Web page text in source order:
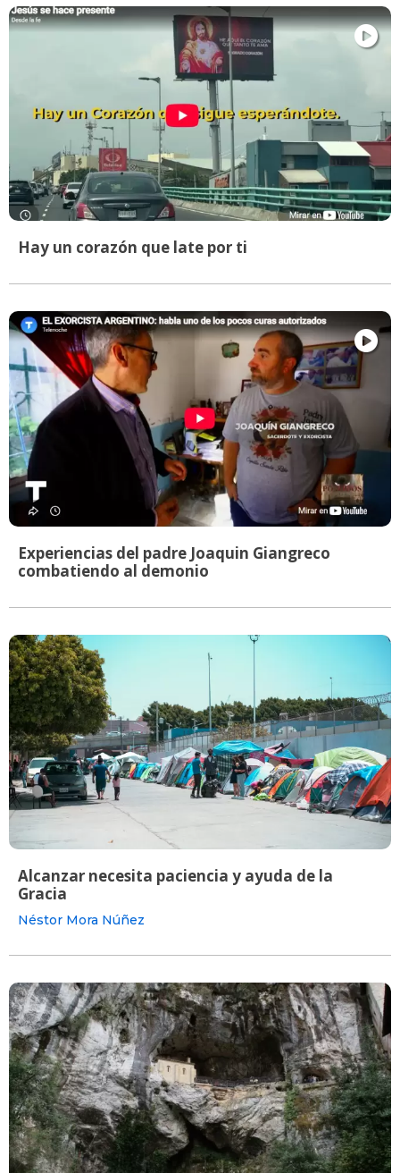
Hay un corazón que late por ti
Experiencias del padre Joaquin Giangreco
combatiendo al demonio
Alcanzar necesita paciencia y ayuda de la
Gracia
Néstor Mora Núñez